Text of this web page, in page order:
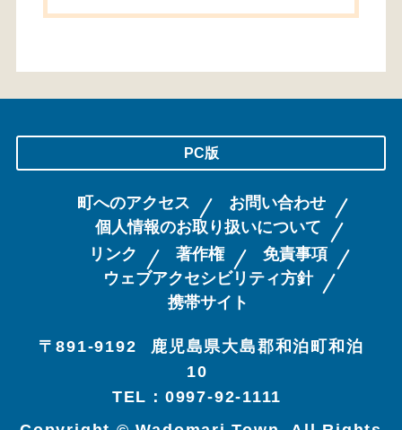
PC版
町へのアクセス
お問い合わせ
個人情報のお取り扱いについて
リンク
著作権
免責事項
ウェブアクセシビリティ方針
携帯サイト
〒891-9192
鹿児島県大島郡和泊町和泊
10
TEL：0997-92-1111